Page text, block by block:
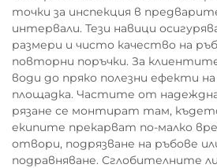
точки за инспекция в
интервали. Тези навици
размери и чисто качество на
повторни поръчки. За
води до пряко полезни ефекти
площадка. Частите от надеждна
рязане се монтират там,
екипите прекарват по-малко
отвори, подрязване на ръбове
подравняване. Сглобителните